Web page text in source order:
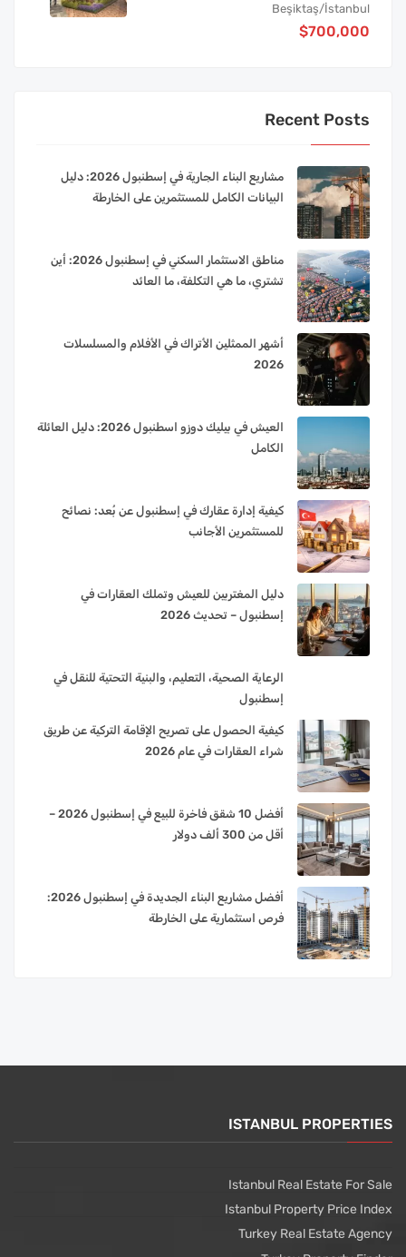
Beşiktaş/İstanbul
$700,000
Recent Posts
مشاريع البناء الجارية في إسطنبول 2026: دليل
البيانات الكامل للمستثمرين على الخارطة
مناطق الاستثمار السكني في إسطنبول 2026: أين
تشتري، ما هي التكلفة، ما العائد
أشهر الممثلين الأتراك في الأفلام والمسلسلات
2026
العيش في بيليك دوزو اسطنبول 2026: دليل العائلة
الكامل
كيفية إدارة عقارك في إسطنبول عن بُعد: نصائح
للمستثمرين الأجانب
دليل المغتربين للعيش وتملك العقارات في
إسطنبول – تحديث 2026
الرعاية الصحية، التعليم، والبنية التحتية للنقل في
إسطنبول
كيفية الحصول على تصريح الإقامة التركية عن طريق
شراء العقارات في عام 2026
أفضل 10 شقق فاخرة للبيع في إسطنبول 2026 –
أقل من 300 ألف دولار
أفضل مشاريع البناء الجديدة في إسطنبول 2026:
فرص استثمارية على الخارطة
ISTANBUL PROPERTIES
Istanbul Real Estate For Sale
Istanbul Property Price Index
Turkey Real Estate Agency